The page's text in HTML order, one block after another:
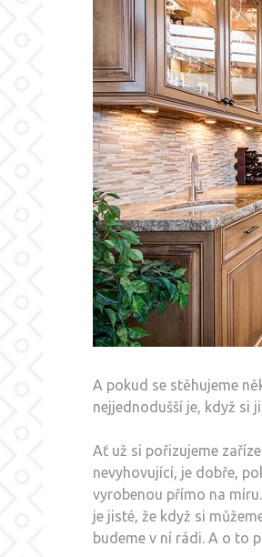
A pokud se stěhujeme
nejjednodušší je, když si
Ať už si pořizujeme
nevyhovující, je dobře,
vyrobenou přímo na
je jisté, že když si
budeme v ní rádi. A o to